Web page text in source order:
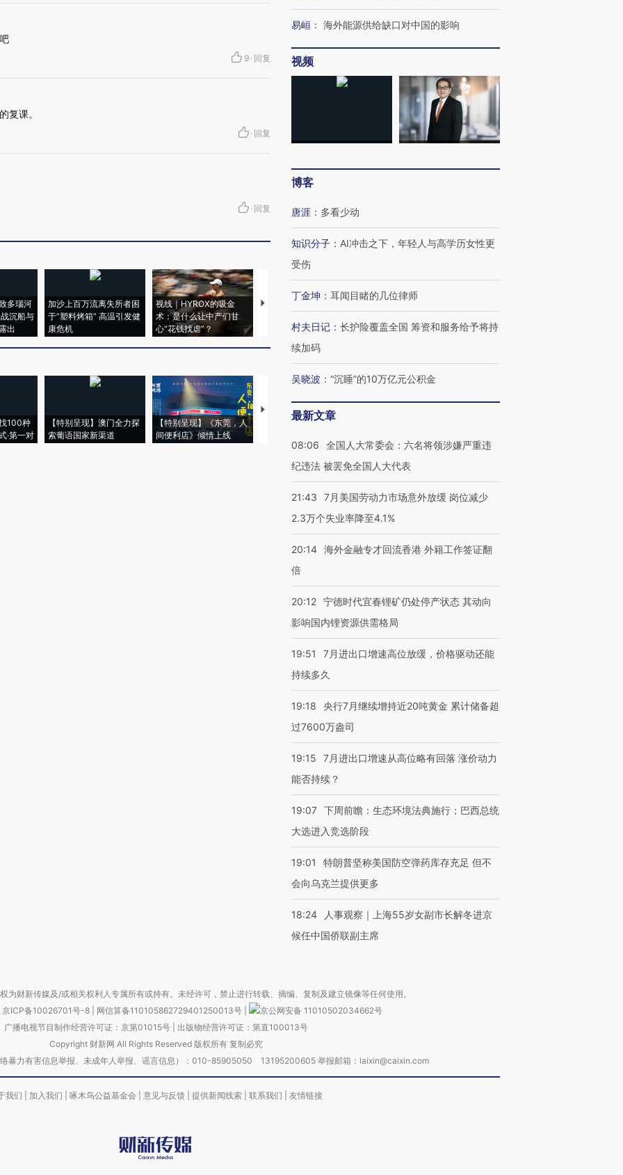
9 · 回复
复课。
· 回复
· 回复
多瑙河
沉船与
出
加沙上百万流离失所者困
于“塑料烤箱” 高温引发健
康危机
视线｜HYROX的吸金
术：是什么让中产们甘
心“花钱找虐”？
马航飞行员跨国走私7万
视线｜被称为“蟑螂”的印
育部长拱下台
飞地休达
100种
·第一对
【特别呈现】澳门全力探
索葡语国家新渠道
【特别呈现】《东莞，人
间便利店》倾情上线
【推广】走进第四届链博
会，让数智科技“链”接产
易峘 ： 海外能源供给缺口对中国的影响
视频
博客
唐涯 ： 多看少动
知识分子 ： AI冲击之下，年轻人与高学历女性更
受伤
丁金坤 ： 耳闻目睹的几位律师
村夫日记 ： 长护险覆盖全国 筹资和服务给予将持
续加码
吴晓波 ： “沉睡”的10万亿元公积金
最新文章
08:06
全国人大常委会：六名将领涉嫌严重违
纪违法 被罢免全国人大代表
21:43
7月美国劳动力市场意外放缓 岗位减少
2.3万个失业率降至4.1%
20:14 海外金融专才回流香港 外籍工作签证翻
倍
20:12 宁德时代宜春锂矿仍处停产状态 其动向
影响国内锂资源供需格局
19:51
7月进出口增速高位放缓，价格驱动还能
持续多久
19:18
央行7月继续增持近20吨黄金 累计储备超
过7600万盎司
19:15
7月进出口增速从高位略有回落 涨价动力
能否持续？
19:07 下周前瞻：生态环境法典施行；巴西总统
大选进入竞选阶段
19:01
特朗普坚称美国防空弹药库存充足 但不
会向乌克兰提供更多
18:24
人事观察｜上海55岁女副市长解冬进京
候任中国侨联副主席
为财新传媒及/或相关权利人专属所有或持有。未经许可，禁止进行转载、摘编、复制及建立镜像等任何使用。
京ICP备10026701号-8 网信算备110105862729401250013号
京公网安备 11010502034662号
广播电视节目制作经营许可证：京第01015号| 出版物经营许可证：第直100013号
Copyright 财新网 All Rights Reserved 版权所有 复制必究
暴力有害信息举报、未成年人举报、谣言信息）：010-85905050 13195200605 举报邮箱：laixin@caixin.com
我们 加入我们 啄木鸟公益基金会 意见与反馈 提供新闻线索 联系我们 友情链接